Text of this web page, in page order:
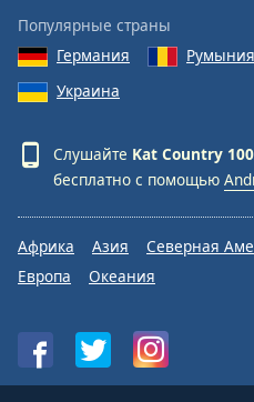
Популярные страны
Германия
Румыния
Украина
Слушайте Kat Country
бесплатно с помощью
Африка Азия Северная
Европа
Океания